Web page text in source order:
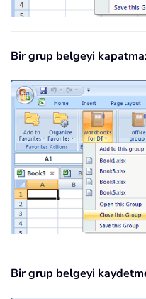
Bir grup belgeyi
Bir grup belgeyi